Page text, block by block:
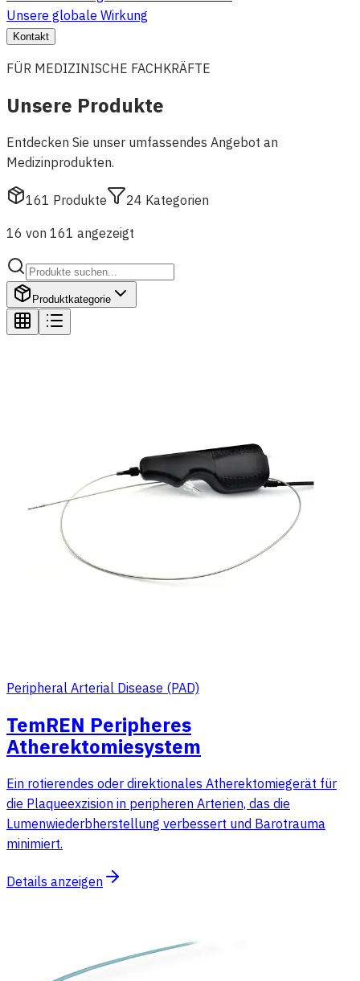
Unsere globale Wirkung
Kontakt
FÜR MEDIZINISCHE FACHKRÄFTE
Unsere Produkte
Entdecken Sie unser umfassendes Angebot an
Medizinprodukten.
161 Produkte 24 Kategorien
16 von 161 angezeigt
Produktkategorie
Peripheral Arterial Disease (PAD)
TemREN Peripheres
Atherektomiesystem
Ein rotierendes oder direktionales Atherektomiegerät für
die Plaqueexzision in peripheren Arterien, das die
Lumenwiederbherstellung verbessert und Barotrauma
minimiert.
Details anzeigen